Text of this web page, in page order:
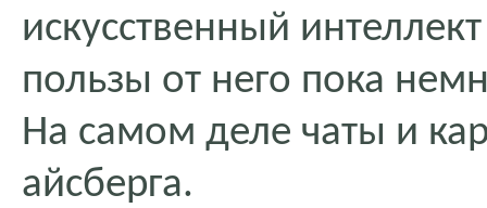
искусственный
пользы от него пока
На самом деле чаты и
айсберга.